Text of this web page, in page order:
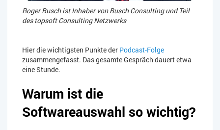
Roger Busch ist Inhaber von Busch Consulting und Teil
des topsoft Consulting Netzwerks
Hier die wichtigsten Punkte der Podcast-Folge
zusammengefasst. Das gesamte Gespräch dauert etwa
eine Stunde.
Warum ist die
Softwareauswahl so wichtig?